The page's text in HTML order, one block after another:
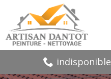
indisponible